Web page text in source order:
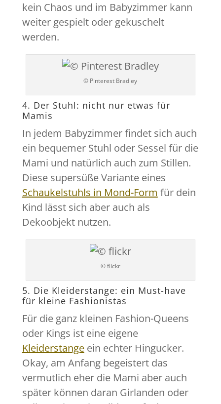
kein Chaos und im Babyzimmer kann
weiter gespielt oder gekuschelt
werden.
© Pinterest Bradley
4. Der Stuhl: nicht nur etwas für
Mamis
In jedem Babyzimmer findet sich auch
ein bequemer Stuhl oder Sessel für die
Mami und natürlich auch zum Stillen.
Diese supersüße Variante eines
Schaukelstuhls in Mond-Form für dein
Kind lässt sich aber auch als
Dekoobjekt nutzen.
© flickr
5. Die Kleiderstange: ein Must-have
für kleine Fashionistas
Für die ganz kleinen Fashion-Queens
oder Kings ist eine eigene
Kleiderstangeein echter Hingucker.
Okay, am Anfang begeistert das
vermutlich eher die Mami aber auch
später können daran Girlanden oder